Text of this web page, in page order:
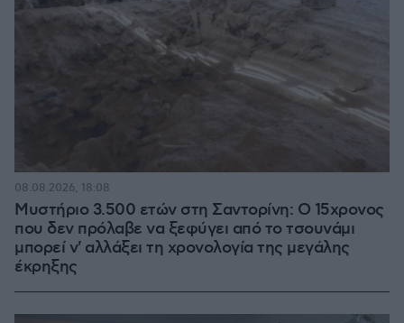
Μυστήριο 3.500 ετών στη Σαντορίνη: Ο 15χρονος
που δεν πρόλαβε να ξεφύγει από το τσουνάμι
μπορεί ν' αλλάξει τη χρονολογία της μεγάλης
έκρηξης
08.08.2026, 18:08